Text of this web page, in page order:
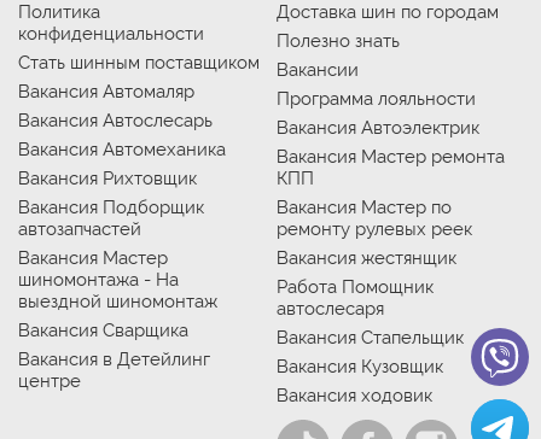
Политика
конфиденциальности
Стать шинным поставщиком
Вакансия Автомаляр
Вакансия Автослесарь
Вакансия Автомеханика
Вакансия Рихтовщик
Вакансия Подборщик
автозапчастей
Вакансия Мастер
шиномонтажа - На
выездной шиномонтаж
Вакансия Сварщика
Вакансия в Детейлинг
центре
Доставка шин по городам
Полезно знать
Вакансии
Программа лояльности
Вакансия Автоэлектрик
Вакансия Мастер ремонта
КПП
Вакансия Мастер по
ремонту рулевых реек
Вакансия жестянщик
Работа Помощник
автослесаря
Вакансия Стапельщик
Вакансия Кузовщик
Вакансия ходовик